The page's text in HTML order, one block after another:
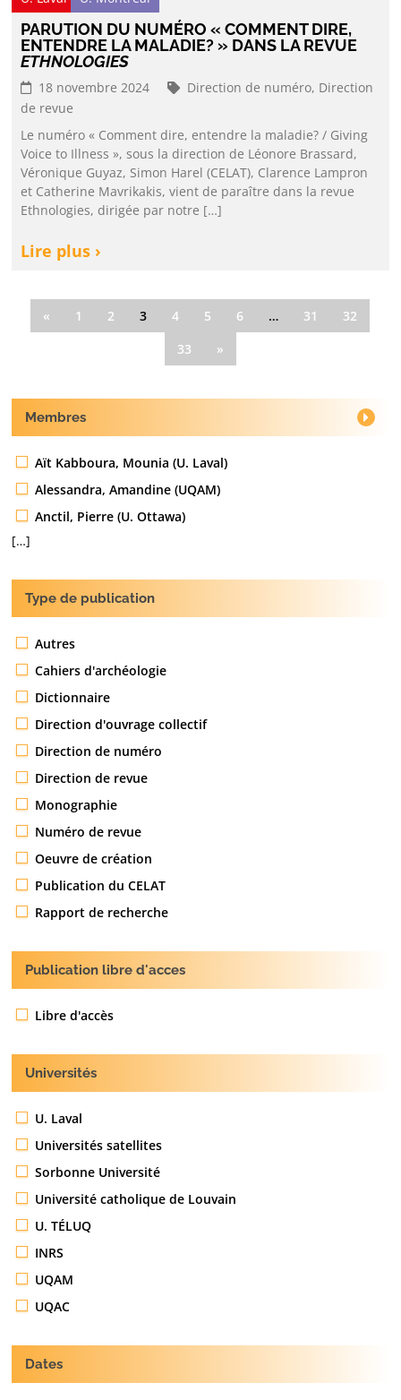
PARUTION DU NUMÉRO « COMMENT DIRE,
ENTENDRE LA MALADIE? » DANS LA REVUE
ETHNOLOGIES
18 novembre 2024 Direction de numéro, Direction
de revue
Le numéro « Comment dire, entendre la maladie? / Giving
Voice to Illness », sous la direction de Léonore Brassard,
Véronique Guyaz, Simon Harel (CELAT), Clarence Lampron
et Catherine Mavrikakis, vient de paraître dans la revue
Ethnologies, dirigée par notre […]
Lire plus ›
« 1 2 3 4 5 6 … 31
32
33
»
Membres
Aït Kabboura, Mounia (U. Laval)
Alessandra, Amandine (UQAM)
Anctil, Pierre (U. Ottawa)
[…]
Type de publication
Autres
Cahiers d'archéologie
Dictionnaire
Direction d'ouvrage collectif
Direction de numéro
Direction de revue
Monographie
Numéro de revue
Oeuvre de création
Publication du CELAT
Rapport de recherche
Publication libre d'acces
Libre d'accès
Universités
U. Laval
Universités satellites
Sorbonne Université
Université catholique de Louvain
U. TÉLUQ
INRS
UQAM
UQAC
Dates